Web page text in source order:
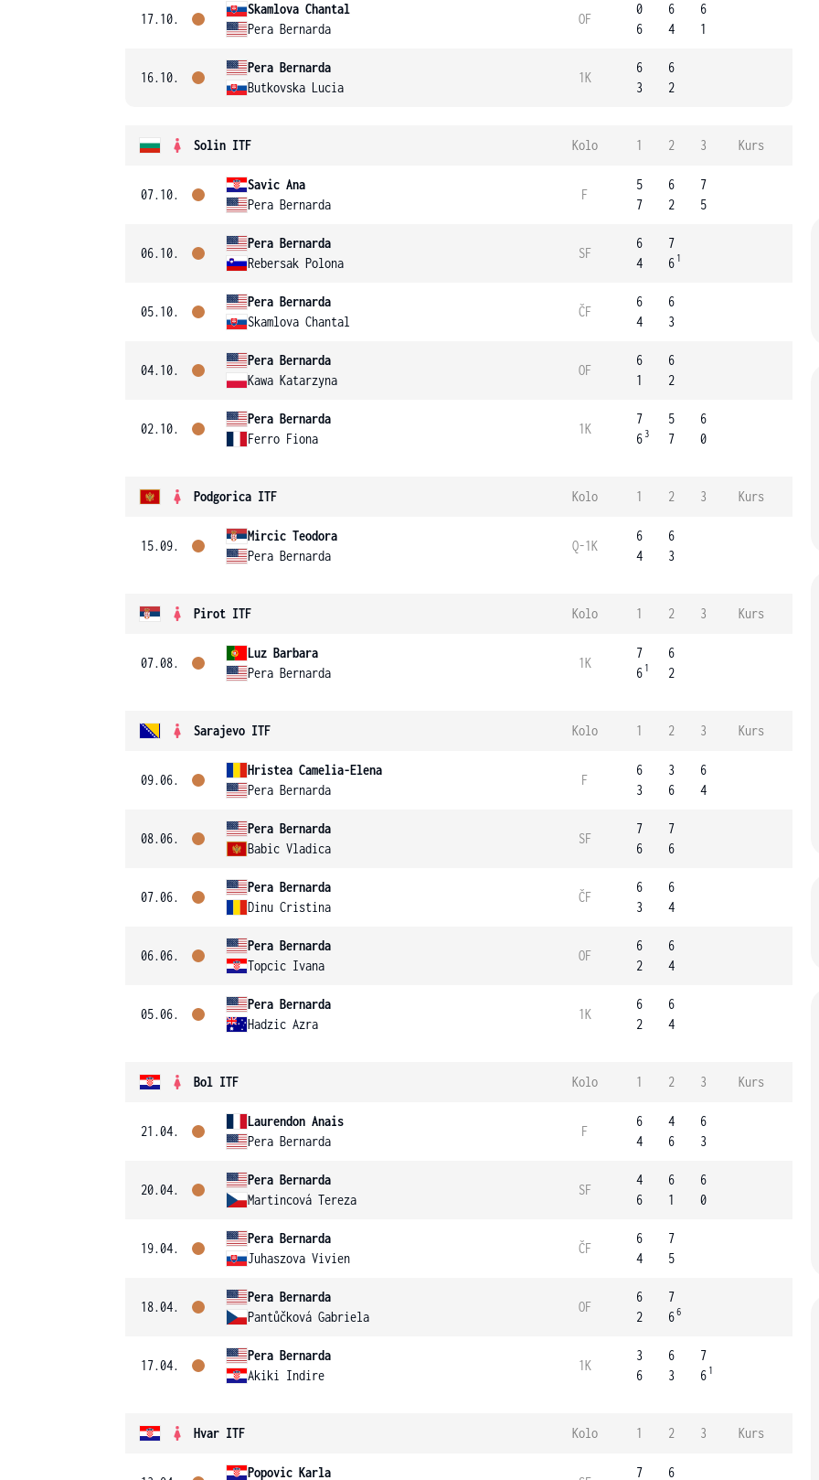
17.10.
Skamlova Chantal
Pera Bernarda
OF
0
6
6
4
6
1
16.10.
Pera Bernarda
Butkovska Lucia
1K
6
3
6
2
Solin ITF Kolo 1 2 3 Kurs
07.10.
Savic Ana
Pera Bernarda
F
5
7
6
2
7
5
06.10.
Pera Bernarda
Rebersak Polona
SF
6
4
7
6 1
05.10.
Pera Bernarda
Skamlova Chantal
ČF
6
4
6
3
04.10.
Pera Bernarda
Kawa Katarzyna
OF
6
1
6
2
02.10.
Pera Bernarda
Ferro Fiona
1K
7
6 3
5
7
6
0
Podgorica ITF Kolo 1 2 3 Kurs
15.09.
Mircic Teodora
Pera Bernarda
Q-1K
6
4
6
3
Pirot ITF Kolo 1 2 3 Kurs
07.08.
Luz Barbara
Pera Bernarda
1K
7
6 1
6
2
Sarajevo ITF Kolo 1 2 3 Kurs
09.06.
Hristea Camelia-Elena
Pera Bernarda
F
6
3
3
6
6
4
08.06.
Pera Bernarda
Babic Vladica
SF
7
6
7
6
07.06.
Pera Bernarda
Dinu Cristina
ČF
6
3
6
4
06.06.
Pera Bernarda
Topcic Ivana
OF
6
2
6
4
05.06.
Pera Bernarda
Hadzic Azra
1K
6
2
6
4
Bol ITF Kolo 1 2 3 Kurs
21.04.
Laurendon Anais
Pera Bernarda
F
6
4
4
6
6
3
20.04.
Pera Bernarda
Martincová Tereza
SF
4
6
6
1
6
0
19.04.
Pera Bernarda
Juhaszova Vivien
ČF
6
4
7
5
18.04.
Pera Bernarda
Pantůčková Gabriela
OF
6
2
7
66
17.04.
Pera Bernarda
Akiki Indire
1K
3
6
6
3
7
6 1
Hvar ITF Kolo 1 2 3 Kurs
Popovic Karla 7 6